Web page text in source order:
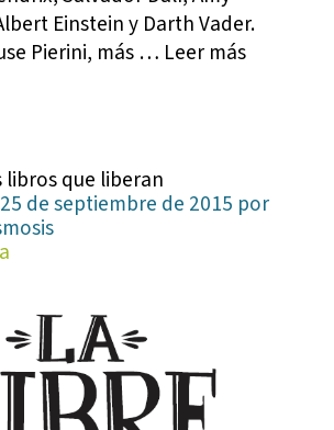
Einstein y Darth Vader.
Pierini, más … Leer más
libros que liberan
de septiembre de 2015 por